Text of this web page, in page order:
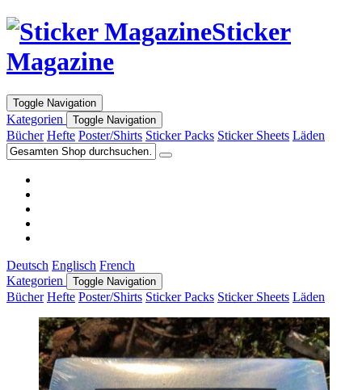
Sticker
Magazine
Toggle Navigation
Kategorien Toggle Navigation
Bücher Hefte Poster/Shirts Sticker Packs Sticker Sheets Läden
Deutsch Englisch French
Kategorien
Toggle Navigation
Bücher Hefte Poster/Shirts Sticker Packs Sticker Sheets Läden